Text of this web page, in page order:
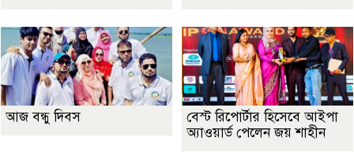
আজ বন্ধু দিবস
বেস্ট রিপোর্টার হিসেবে আইপা
অ্যাওয়ার্ড পেলেন জয় শাহীন